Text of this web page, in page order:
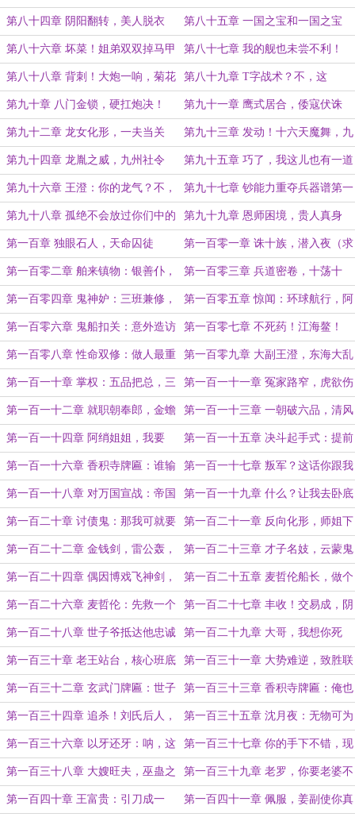
坛！摇人！ 挣脱入云来！
第八十四章 阴阳翻转，美人脱衣
（求订阅）
第八十五章 一国之宝和一国之宝
（求订阅）
第八十六章 坏菜！姐弟双双掉马甲 第八十七章 我的舰也未尝不利！
(求票求订阅)
第八十八章 背刺！大炮一响，菊花
不保？
第八十九章 T字战术？不，这
是“正”字战术
第九十章 八门金锁，硬扛炮决！ 第九十一章 鹰式居合，倭寇伏诛
（求订求票）
第九十二章 龙女化形，一夫当关
（两章7000，月初求票）
第九十三章 发动！十六天魔舞，九
龙吐珠局
第九十四章 龙胤之威，九州社令
箓！
第九十五章 巧了，我这儿也有一道
（求订求票）
第九十六章 王澄：你的龙气？不，
都是我们的龙气！
第九十七章 钞能力重夺兵器谱第一
名！（两章7000求订求票）
第九十八章 孤绝不会放过你们中的
任何一...
第九十九章 恩师困境，贵人真身
（求订阅求票）
第一百章 独眼石人，天命囚徒 第一百零一章 诛十族，潜入夜（求
订求票）
第一百零二章 舶来镇物：银善仆，
金恶主
第一百零三章 兵道密卷，十荡十
决！（求订求票）
第一百零四章 鬼神妒：三班兼修，
命丢一半
第一百零五章 惊闻：环球航行，阿
鸡来历
第一百零六章 鬼船扣关：意外造访
的康塞普逊号
第一百零七章 不死药！江海鳌！
（求订求票）
第一百零八章 性命双修：做人最重
要的就是火候！
第一百零九章 大副王澄，东海大乱
（两章7000求订求票）
第一百一十章 掌权：五品把总，三
大船头
第一百一十一章 冤家路窄，虎欲伤
人
第一百一十二章 就职朝奉郎，金蟾
镇宝箓
第一百一十三章 一朝破六品，清风
揽月明
第一百一十四章 阿绡姐姐，我要
你....
第一百一十五章 决斗起手式：提前
一天创死他！
第一百一十六章 香积寺牌匾：谁输
谁是叛军！
第一百一十七章 叛军？这话你跟我
的神威大将军炮说去吧！
第一百一十八章 对万国宣战：帝国
正统继承人套装
第一百一十九章 什么？让我去卧底
五峰旗？（求订求票）
第一百二十章 讨债鬼：那我可就要
挨个追债咯！
第一百二十一章 反向化形，师姐下
落（求订求票）
第一百二十二章 金钱剑，雷公轰，
还不完的恩情贷
第一百二十三章 才子名妓，云蒙鬼
师（求订求票）
第一百二十四章 偶因博戏飞神剑，
摧却终南第一峰！
第一百二十五章 麦哲伦船长，做个
交易如何？
第一百二十六章 麦哲伦：先救一个
看看实力
第一百二十七章 丰收！交易成，阴
阳手
第一百二十八章 世子爷抵达他忠诚
的东海国！
第一百二十九章 大哥，我想你死
了！（求订求票）
第一百三十章 老王站台，核心班底 第一百三十一章 大势难逆，致胜联
盟（求订求票）
第一百三十二章 玄武门牌匾：世子
之争速来如此！
第一百三十三章 香积寺牌匾：俺也
一样！
第一百三十四章 追杀！刘氏后人，
郑和宝图
第一百三十五章 沈月夜：无物可为
恒真，手段不存桎梏！
第一百三十六章 以牙还牙：呐，这
就叫做专业！
第一百三十七章 你的手下不错，现
在都是我的了
第一百三十八章 大嫂旺夫，巫蛊之
祸
第一百三十九章 老罗，你要老婆不
要？
第一百四十章 王富贵：引刀成一 第一百四十一章 佩服，姜副使你真